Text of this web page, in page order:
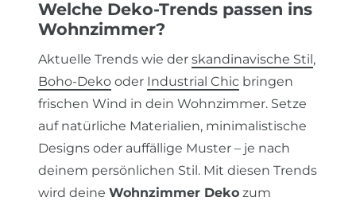
Welche Deko-Trends passen ins
Wohnzimmer?
Aktuelle Trends wie der skandinavische Stil,
Boho-Deko oder Industrial Chic bringen
frischen Wind in dein Wohnzimmer. Setze
auf natürliche Materialien, minimalistische
Designs oder auffällige Muster – je nach
deinem persönlichen Stil. Mit diesen Trends
wird deine Wohnzimmer Deko zum